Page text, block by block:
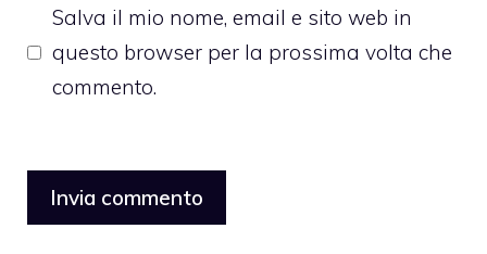
Salva il mio nome, email e sito web in
questo browser per la prossima volta che
commento.